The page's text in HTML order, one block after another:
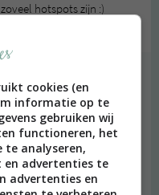
hotspots zijn :)
het ook heel veel leuker
Foodhallen zijn in A’dam
cookies (en
informatie op te
gebruiken wij
functioneren, het
te analyseren,
en advertenties te
advertenties en